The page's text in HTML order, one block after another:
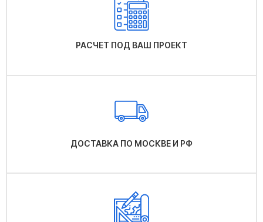
РАСЧЕТ ПОД ВАШ ПРОЕКТ
ДОСТАВКА ПО МОСКВЕ И РФ